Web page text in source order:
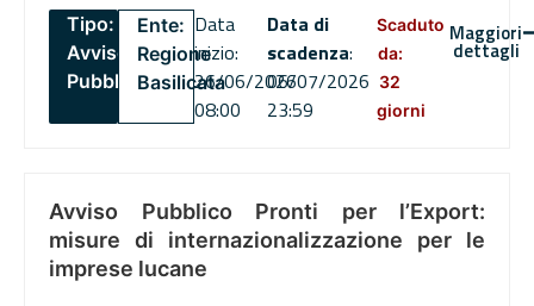
Tipo:
Avviso
Pubblico
Ente:
Regione
Basilicata
Data
inizio:
26/06/2026
08:00
Data di
scadenza:
06/07/2026
23:59
Scaduto
da:
32
giorni
Maggiori
dettagli
Avviso Pubblico Pronti per l’Export:
misure di internazionalizzazione per le
imprese lucane